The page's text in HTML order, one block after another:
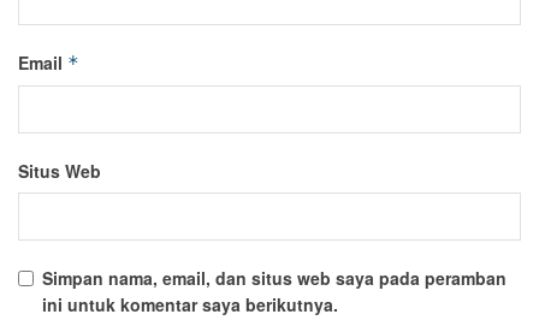
Email *
Situs Web
Simpan nama, email, dan situs web saya pada peramban
ini untuk komentar saya berikutnya.